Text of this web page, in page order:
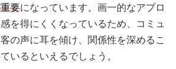
要になっています。画一的なアプロ
を得にくくなっているため、コミュ
の声に耳を傾け、関係性を深めるこ
いるといえるでしょう。